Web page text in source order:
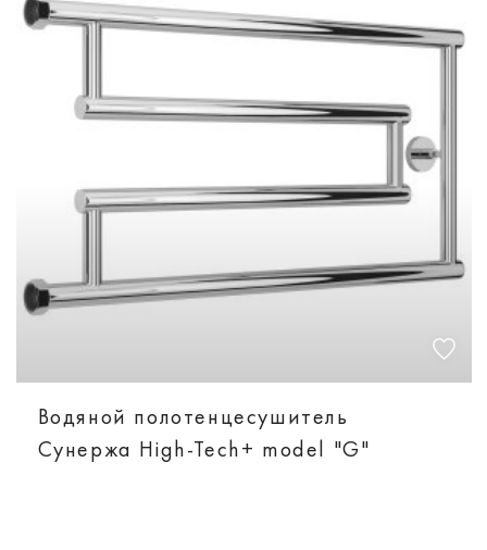
Водяной полотенцесушитель
Сунержа High-Tech+ model "G"